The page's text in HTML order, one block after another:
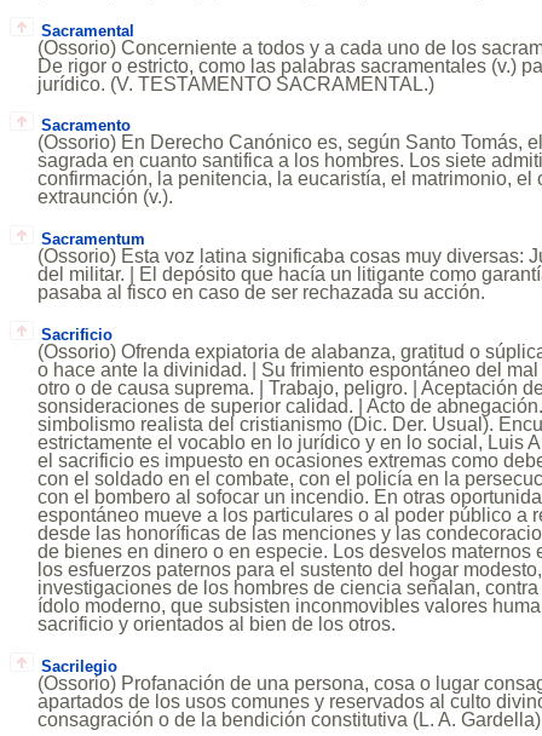
Sacramental
(Ossorio) Concerniente a todos y a cada uno de los
De rigor o estricto, como las palabras sacramentales (v.)
jurídico. (V. TESTAMENTO SACRAMENTAL.)
Sacramento
(Ossorio) En Derecho Canónico es, según Santo Tomás,
sagrada en cuanto santifica a los hombres. Los siete
confirmación, la penitencia, la eucaristía, el matrimonio, el
extraunción (v.).
Sacramentum
(Ossorio) Esta voz latina significaba cosas muy diversas:
del militar. | El depósito que hacía un litigante como
pasaba al fisco en caso de ser rechazada su acción.
Sacrificio
(Ossorio) Ofrenda expiatoria de alabanza, gratitud o
o hace ante la divinidad. | Su frimiento espontáneo del
otro o de causa suprema. | Trabajo, peligro. | Aceptación
sonsideraciones de superior calidad. | Acto de
simbolismo realista del cristianismo (Dic. Der. Usual).
estrictamente el vocablo en lo jurídico y en lo social, Luis
el sacrificio es impuesto en ocasiones extremas como
con el soldado en el combate, con el policía en la
con el bombero al sofocar un incendio. En otras
espontáneo mueve a los particulares o al poder público a
desde las honoríficas de las menciones y las
de bienes en dinero o en especie. Los desvelos maternos
los esfuerzos paternos para el sustento del hogar
investigaciones de los hombres de ciencia señalan,
ídolo moderno, que subsisten inconmovibles valores
sacrificio y orientados al bien de los otros.
Sacrilegio
(Ossorio) Profanación de una persona, cosa o lugar
apartados de los usos comunes y reservados al culto
consagración o de la bendición constitutiva (L. A.